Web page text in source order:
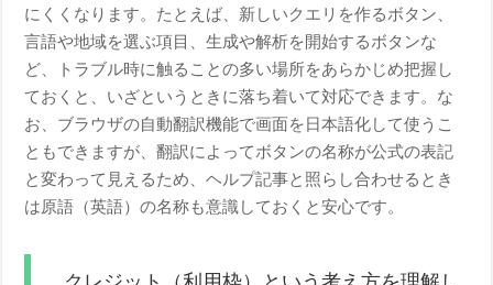
にくくなります。たとえば、新しいクエリを作るボタン、
言語や地域を選ぶ項目、生成や解析を開始するボタンな
ど、トラブル時に触ることの多い場所をあらかじめ把握し
ておくと、いざというときに落ち着いて対応できます。な
お、ブラウザの自動翻訳機能で画面を日本語化して使うこ
ともできますが、翻訳によってボタンの名称が公式の表記
と変わって見えるため、ヘルプ記事と照らし合わせるとき
は原語（英語）の名称も意識しておくと安心です。